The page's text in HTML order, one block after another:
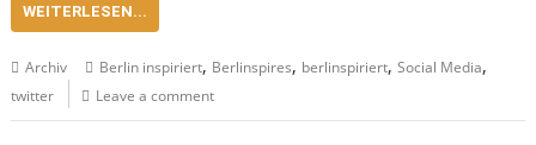
WEITERLESEN...
Archiv Berlin inspiriert, Berlinspires, berlinspiriert,Social Media,
twitter Leave a comment